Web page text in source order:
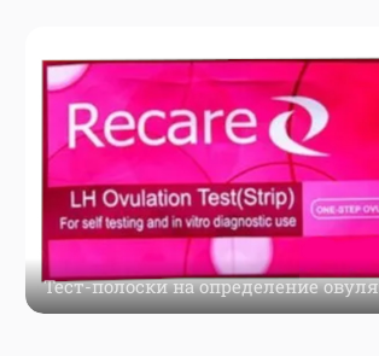
Тест-полоски на определение